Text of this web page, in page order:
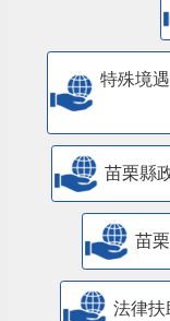
特殊境
苗栗縣
苗
法律扶